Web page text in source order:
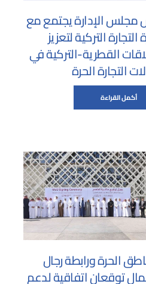
مجلس الإدارة يجتمع مع
التجارة التركية لتعزيز
القطرية-التركية في
التجارة الحرة
أكمل القراءة
الحرة ورابطة رجال
توقعان اتفاقية لدعم